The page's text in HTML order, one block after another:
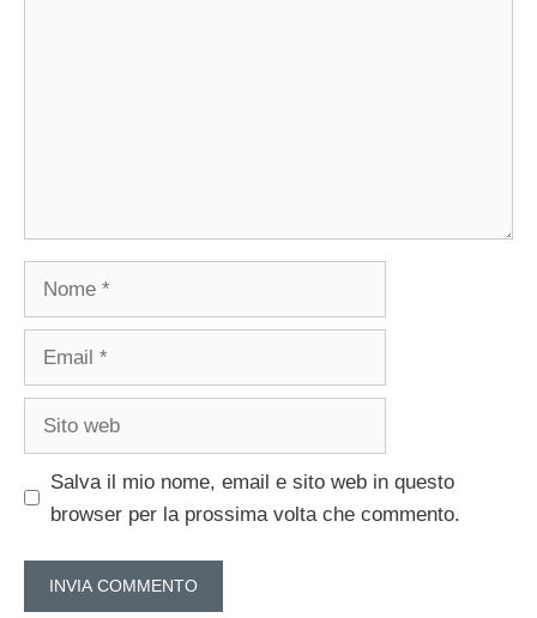
Salva il mio nome, email e sito web in questo
browser per la prossima volta che commento.